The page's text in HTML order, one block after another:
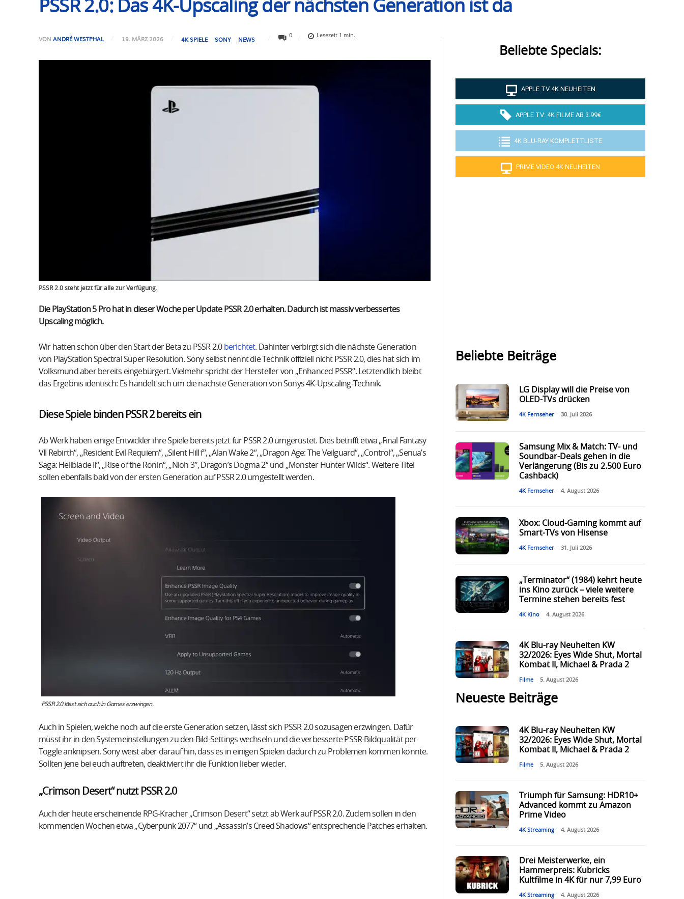
PSSR 2.0: Das 4K-Upscaling der nächsten Generation ist da
VON ANDRÉ WESTPHAL 19. MÄRZ 2026 4K SPIELE SONY NEWS
0 Lesezeit 1 min.
PSSR 2.0 steht jetzt für alle zur Verfügung.
Die PlayStation 5 Pro hat in dieser Woche per Update PSSR 2.0 erhalten. Dadurch ist massiv verbessertes
Upscaling möglich.
Wir hatten schon über den Start der Beta zu PSSR 2.0 berichtet. Dahinter verbirgt sich die nächste Generation
von PlayStation Spectral Super Resolution. Sony selbst nennt die Technik offiziell nicht PSSR 2.0, dies hat sich im
Volksmund aber bereits eingebürgert. Vielmehr spricht der Hersteller von „Enhanced PSSR“. Letztendlich bleibt
das Ergebnis identisch: Es handelt sich um die nächste Generation von Sonys 4K-Upscaling-Technik.
Diese Spiele binden PSSR 2 bereits ein
Ab Werk haben einige Entwickler ihre Spiele bereits jetzt für PSSR 2.0 umgerüstet. Dies betrifft etwa „Final Fantasy
VII Rebirth“, „Resident Evil Requiem“, „Silent Hill f“, „Alan Wake 2“, „Dragon Age: The Veilguard“, „Control“, „Senua’s
Saga: Hellblade II“, „Rise of the Ronin“, „Nioh 3″, Dragon’s Dogma 2“ und „Monster Hunter Wilds“. Weitere Titel
sollen ebenfalls bald von der ersten Generation auf PSSR 2.0 umgestellt werden.
PSSR 2.0 lässt sich auch in Games erzwingen.
Auch in Spielen, welche noch auf die erste Generation setzen, lässt sich PSSR 2.0 sozusagen erzwingen. Dafür
müsst ihr in den Systemeinstellungen zu den Bild-Settings wechseln und die verbesserte PSSR-Bildqualität per
Toggle anknipsen. Sony weist aber darauf hin, dass es in einigen Spielen dadurch zu Problemen kommen könnte.
Sollten jene bei euch auftreten, deaktiviert ihr die Funktion lieber wieder.
„Crimson Desert“ nutzt PSSR 2.0
Auch der heute erscheinende RPG-Kracher „Crimson Desert“ setzt ab Werk auf PSSR 2.0. Zudem sollen in den
kommenden Wochen etwa „Cyberpunk 2077“ und „Assassin’s Creed Shadows“ entsprechende Patches erhalten.
Beliebte Specials:
APPLE TV 4K NEUHEITEN
APPLE TV: 4K FILME AB 3.99€
4K BLU-RAY KOMPLETTLISTE
PRIME VIDEO 4K NEUHEITEN
Beliebte Beiträge
LG Display will die Preise von
OLED-TVs drücken
4K Fernseher 30. Juli 2026
Samsung Mix & Match: TV- und
Soundbar-Deals gehen in die
Verlängerung (Bis zu 2.500 Euro
Cashback)
4K Fernseher 4. August 2026
Xbox: Cloud-Gaming kommt auf
Smart-TVs von Hisense
4K Fernseher 31. Juli 2026
„Terminator“ (1984) kehrt heute
ins Kino zurück – viele weitere
Termine stehen bereits fest
4K Kino 4. August 2026
4K Blu-ray Neuheiten KW
32/2026: Eyes Wide Shut, Mortal
Kombat II, Michael & Prada 2
Filme 5. August 2026
Neueste Beiträge
4K Blu-ray Neuheiten KW
32/2026: Eyes Wide Shut, Mortal
Kombat II, Michael & Prada 2
Filme 5. August 2026
Triumph für Samsung: HDR10+
Advanced kommt zu Amazon
Prime Video
4K Streaming 4. August 2026
Drei Meisterwerke, ein
Hammerpreis: Kubricks
Kultfilme in 4K für nur 7,99 Euro
4K Streaming 4. August 2026